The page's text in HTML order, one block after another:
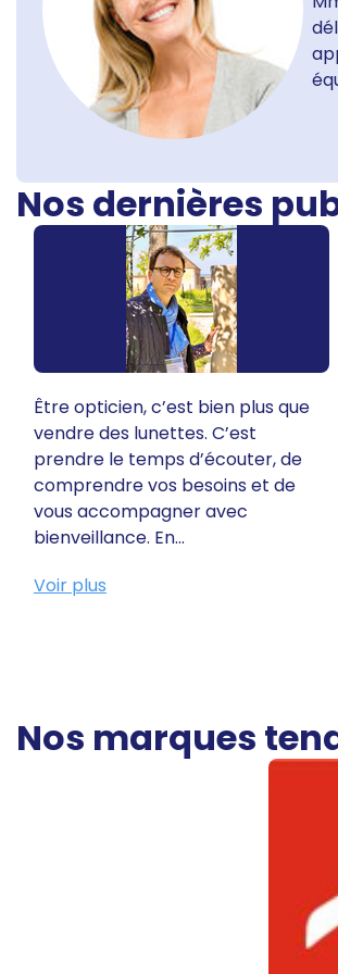
Nos dernières
Être opticien, c’est bien plus que
vendre des lunettes. C’est
prendre le temps d’écouter, de
comprendre vos besoins et de
vous accompagner avec
bienveillance. En...
Voir plus
Nos marques